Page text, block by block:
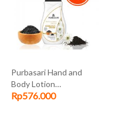
Purbasari Hand and
Body Lotion
Habbatussauda 100ml
Rp576.000